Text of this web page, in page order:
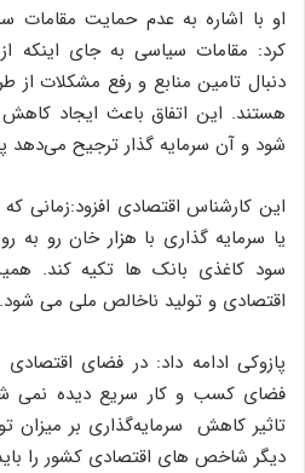
او با اشاره به عدم حمایت مقامات
کرد: مقامات سیاسی به جای اینکه
دنبال تامین منابع و رفع مشکلات از
هستند. این اتفاق باعث ایجاد
شود و آن سرمایه گذار ترجیح می‌دهد
این کارشناس اقتصادی افزود:زمانی
یا سرمایه گذاری با هزار خان رو
سود کاغذی بانک ها تکیه کند.
اقتصادی و تولید ناخالص ملی می شود.
پازوکی ادامه داد:در فضای اقتصادی
فضای کسب و کار سریع دیده نمی
تاثیر کاهش سرمایه‌گذاری بر میزان
دیگر شاخص های اقتصادی کشور را